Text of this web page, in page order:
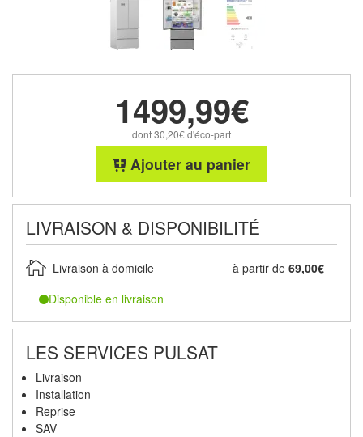
1499,99€
dont 30,20€ d'éco-part
Ajouter au panier
LIVRAISON & DISPONIBILITÉ
Livraison à domicile à partir de 69,00€
Disponible en livraison
LES SERVICES PULSAT
Livraison
Installation
Reprise
SAV